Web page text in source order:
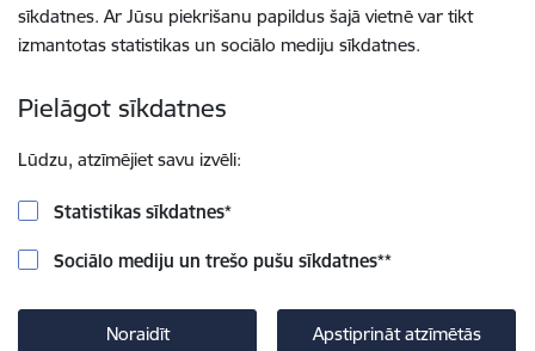
sīkdatnes. Ar Jūsu piekrišanu papildus šajā vietnē var tikt
izmantotas statistikas un sociālo mediju sīkdatnes.
Pielāgot sīkdatnes
Lūdzu, atzīmējiet savu izvēli:
Statistikas sīkdatnes*
Sociālo mediju un trešo pušu sīkdatnes**
Noraidīt Apstiprināt atzīmētās